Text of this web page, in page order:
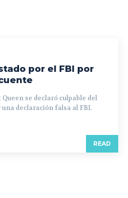
por el FBI por
se declaró culpable del
declaración falsa al FBI.
READ